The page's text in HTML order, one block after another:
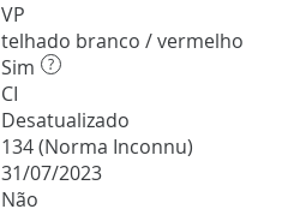
VP
telhado branco / vermelho
Sim ?
CI
Desatualizado
134 (Norma Inconnu)
31/07/2023
Não